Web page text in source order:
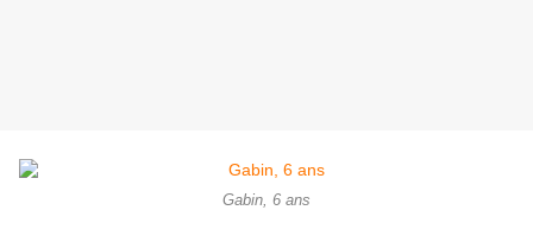
Gabin, 6 ans